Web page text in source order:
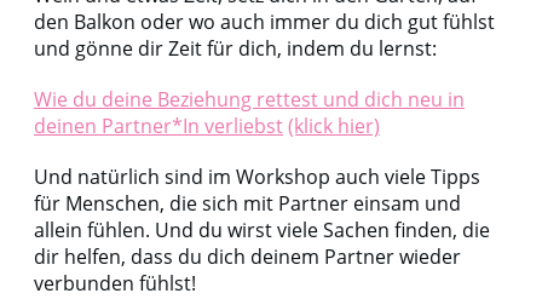
den Balkon oder wo auch immer du dich gut fühlst
und gönne dir Zeit für dich, indem du lernst:
Wie du deine Beziehung rettest und dich neu in
deinen Partner*In verliebst(klick hier)
Und natürlich sind im Workshop auch viele Tipps
für Menschen, die sich mit Partner einsam und
allein fühlen. Und du wirst viele Sachen finden, die
dir helfen, dass du dich deinem Partner wieder
verbunden fühlst!